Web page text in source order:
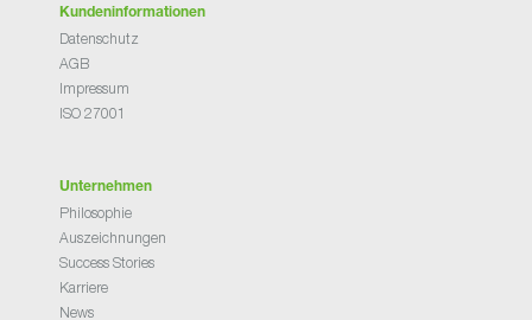
Kundeninformationen
Datenschutz
AGB
Impressum
ISO 27001
Unternehmen
Philosophie
Auszeichnungen
Success Stories
Karriere
News